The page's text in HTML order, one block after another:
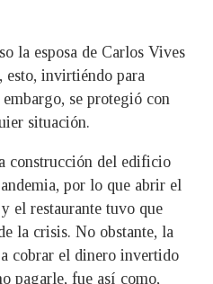
la esposa de Carlos Vives
esto, invirtiéndo para
se protegió con
situación.
construcción del edificio
por lo que abrir el
el restaurante tuvo que
la crisis. No obstante, la
cobrar el dinero invertido
pagarle, fue así como,